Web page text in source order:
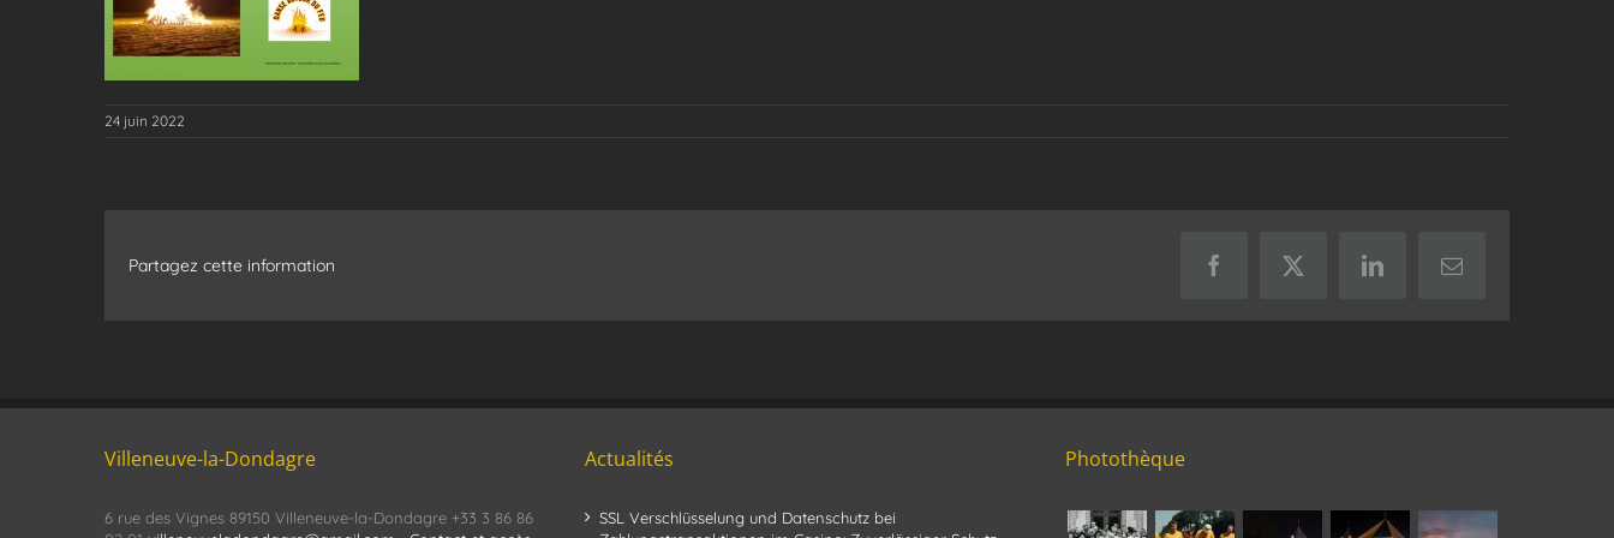
24 juin 2022
Partagez cette information FacebookX LinkedInEmail
Villeneuve-la-Dondagre
6 rue des Vignes 89150 Villeneuve-la-Dondagre +33 3 86 86
Actualités
SSL Verschlüsselung und Datenschutz bei
Photothèque